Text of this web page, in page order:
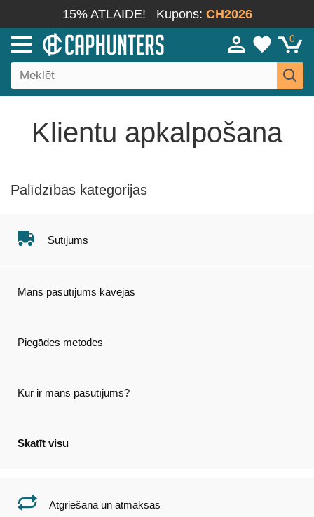
15% ATLAIDE! Kupons: CH2026
0
Klientu apkalpošana
Palīdzības kategorijas
Sūtījums
Mans pasūtījums kavējas
Piegādes metodes
Kur ir mans pasūtījums?
Skatīt visu
Atgriešana un atmaksas